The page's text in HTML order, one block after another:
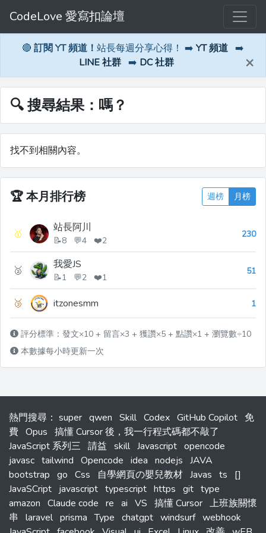
CodeLove 愛寫扣論壇
🔴 訂閱 YT 頻道！ 站長每週分享心得！ ➡️ YT 頻道 ➡️
LINE 社群 ➡️ DC 社群 ×
🔍 搜尋結果：嗎？
找不到相關內容。
🏆本月排行榜 週榜 月榜
🥇 站長阿川
📝8 💬4 ❤️2
230
🥈 我愛JS
📝1 💬2 ❤️1
51
🥉 itzonesmm 1
評分標準：發文×10 + 留言×3 + 獲讚×5 + 點讚×1 + 瀏覽數÷10
本數據每小時更新一次
熱門搜尋 ： super qwen Skill Codex GitHub Copilot 免
費 Opus 搞懂 Cursor 後，我一行程式碼都不敲了
JavaScript 系列三 請益 skill Javascript opencode
javasc tailwind Opencode idea nodejs JAVA
bootstrap go Css 自學網頁の嬰兒教材 Javas ts
[]
JavaSCript javascript typescript https git type
amazon Claude code re ai VS 搞懂 Cursor 上班族關懷
串
laravel prisma Type chatgpt windsurf webhook